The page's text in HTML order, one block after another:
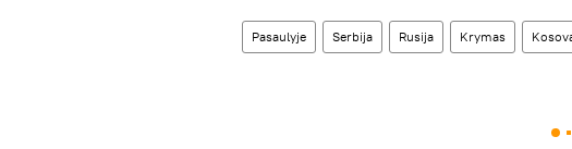
Pasaulyje Serbija Rusija Krymas